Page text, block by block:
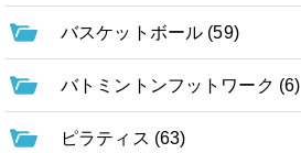
バスケットボール (59)
バトミントンフットワーク (6)
ピラティス (63)